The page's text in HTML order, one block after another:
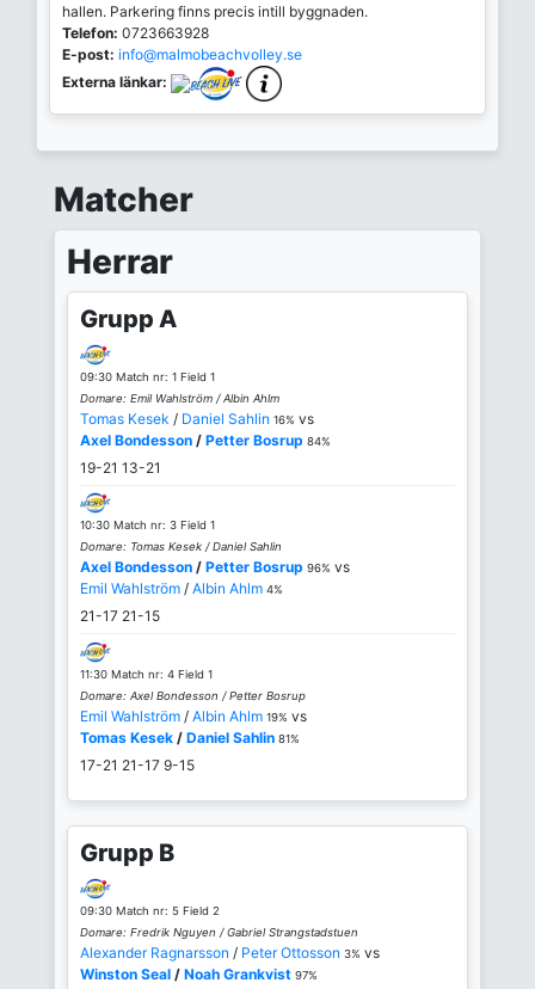
hallen. Parkering finns precis intill byggnaden.
Telefon: 0723663928
E-post: info@malmobeachvolley.se
Externa länkar:
Matcher
Herrar
Grupp A
09:30 Match nr: 1 Field 1
Domare: Emil Wahlström / Albin Ahlm
Tomas Kesek / Daniel Sahlin 16% vs
Axel Bondesson / Petter Bosrup 84%
19-21 13-21
10:30 Match nr: 3 Field 1
Domare: Tomas Kesek / Daniel Sahlin
Axel Bondesson / Petter Bosrup 96% vs
Emil Wahlström / Albin Ahlm 4%
21-17 21-15
11:30 Match nr: 4 Field 1
Domare: Axel Bondesson / Petter Bosrup
Emil Wahlström / Albin Ahlm 19% vs
Tomas Kesek / Daniel Sahlin 81%
17-21 21-17 9-15
Grupp B
09:30 Match nr: 5 Field 2
Domare: Fredrik Nguyen / Gabriel Strangstadstuen
Alexander Ragnarsson / Peter Ottosson 3% vs
Winston Seal / Noah Grankvist 97%